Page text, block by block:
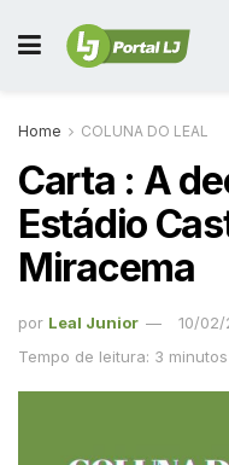
Home COLUNA DO LEAL
Carta : A
Estádio
Miracema
por Leal Junior
10/02/
Tempo de leitura: 3 minutos